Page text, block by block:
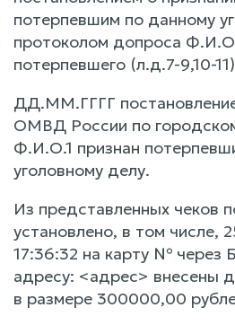
потерпевшим по данному
протоколом допроса
потерпевшего (л.д.7-9,10-
ДД.ММ.ГГГГ
ОМВД России по
Ф.И.О.1 признан
уголовному делу.
Из представленных чеков
установлено, в том числе,
17:36:32 на карту № через
адресу: <адрес> внесены
в размере 300000,00